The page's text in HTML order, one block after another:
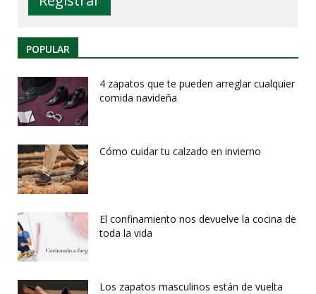
POPULAR
4 zapatos que te pueden arreglar cualquier
comida navideña
Cómo cuidar tu calzado en invierno
El confinamiento nos devuelve la cocina de
toda la vida
Los zapatos masculinos están de vuelta